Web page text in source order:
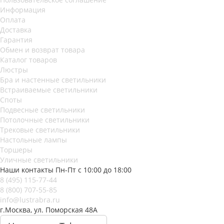
Информация
Оплата
Доставка
Гарантия
Обмен и возврат товара
Каталог товаров
Люстры
Бра и настенные светильники
Встраиваемые светильники
Споты
Подвесные светильники
Потолочные светильники
Трековые светильники
Настольные лампы
Торшеры
Уличные светильники
Наши контакты Пн-Пт с 10:00 до 18:00
8 (495) 115-77-44
8 (800) 707-55-85
info@lustrabra.ru
г.Москва, ул. Поморская 48А